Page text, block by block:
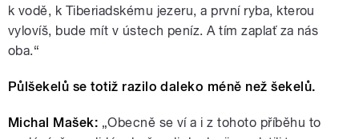
k vodě, k Tiberiadskému jezeru, a první ryba, kterou
vylovíš, bude mít v ústech peníz. A tím zaplať za nás
oba.“
Půlšekelů se totiž razilo daleko méně než šekelů.
Michal Mašek: „Obecně se ví a i z tohoto příběhu to